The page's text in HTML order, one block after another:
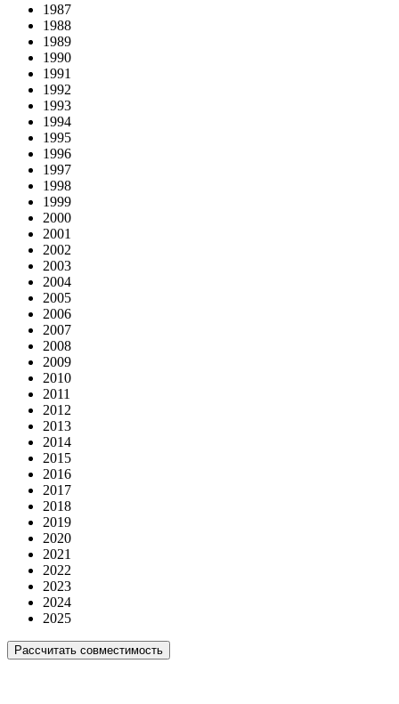
1987
1988
1989
1990
1991
1992
1993
1994
1995
1996
1997
1998
1999
2000
2001
2002
2003
2004
2005
2006
2007
2008
2009
2010
2011
2012
2013
2014
2015
2016
2017
2018
2019
2020
2021
2022
2023
2024
2025
Рассчитать совместимость